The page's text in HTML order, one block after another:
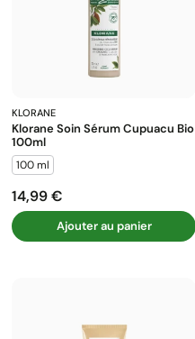
KLORANE
Klorane Soin Sérum Cupuacu Bio
100ml
100 ml
Prix
14,99 €
Ajouter au panier